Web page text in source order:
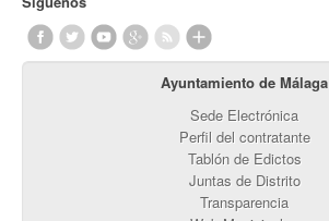
Ayuntamiento de Málaga
Sede Electrónica
Perfil del contratante
Tablón de Edictos
Juntas de Distrito
Transparencia